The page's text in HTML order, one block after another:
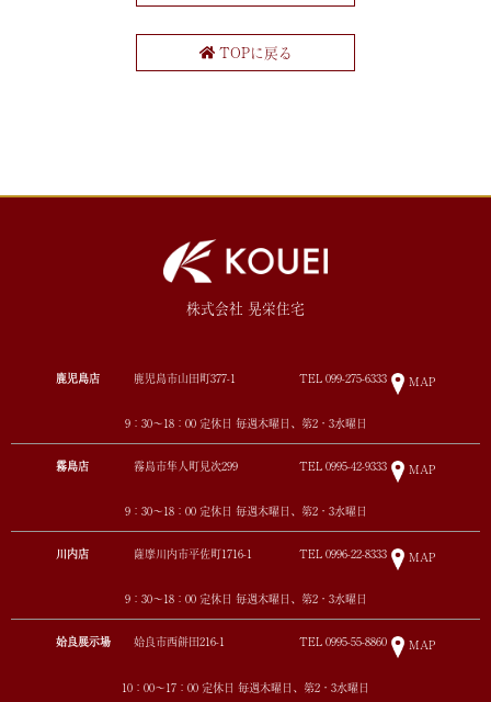
TOPに戻る
株式会社 晃栄住宅
鹿児島店 鹿児島市山田町377-1 TEL 099-275-6333 MAP
9：30～18：00 定休日 毎週木曜日、第2・3水曜日
霧島店 霧島市隼人町見次299 TEL 0995-42-9333 MAP
9：30～18：00 定休日 毎週木曜日、第2・3水曜日
川内店 薩摩川内市平佐町1716-1 TEL 0996-22-8333 MAP
9：30～18：00 定休日 毎週木曜日、第2・3水曜日
姶良展示場 姶良市西餅田216-1 TEL 0995-55-8860 MAP
10：00～17：00 定休日 毎週木曜日、第2・3水曜日